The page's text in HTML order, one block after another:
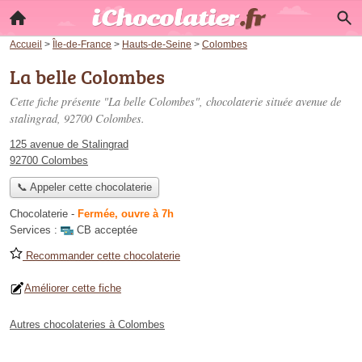
Accueil > Île-de-France > Hauts-de-Seine > Colombes
La belle Colombes
Cette fiche présente "La belle Colombes", chocolaterie située avenue de
stalingrad, 92700 Colombes.
125 avenue de Stalingrad
92700 Colombes
📞 Appeler cette chocolaterie
Chocolaterie - Fermée, ouvre à 7h
Services :
CB acceptée
Recommander cette chocolaterie
Améliorer cette fiche
Autres chocolateries à Colombes